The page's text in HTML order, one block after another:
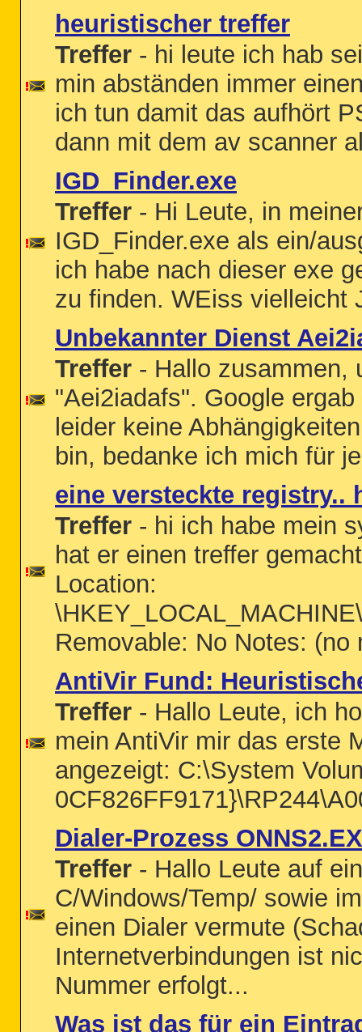
heuristischer treffer
Treffer - hi leute ich hab
min abständen immer
ich tun damit das aufhört
dann mit dem av scanner
IGD_Finder.exe
Treffer - Hi Leute, in
IGD_Finder.exe als ein/
ich habe nach dieser exe
zu finden. WEiss vielleicht
Unbekannter Dienst
Treffer - Hallo zusammen,
"Aei2iadafs". Google
leider keine
bin, bedanke ich mich für
eine versteckte registry..
Treffer - hi ich habe mein
hat er einen treffer
Location:
Removable: No Notes:
AntiVir Fund:
Treffer - Hallo Leute, ich
mein AntiVir mir das erste
angezeigt: C:\System
Dialer-Prozess
Treffer - Hallo Leute auf
C/Windows/Temp/ sowie
einen Dialer vermute
Internetverbindungen ist
Nummer erfolgt...
Was ist das für ein